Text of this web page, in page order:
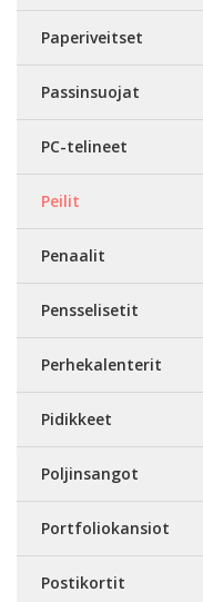
Paperiveitset
Passinsuojat
PC-telineet
Peilit
Penaalit
Pensselisetit
Perhekalenterit
Pidikkeet
Poljinsangot
Portfoliokansiot
Postikortit